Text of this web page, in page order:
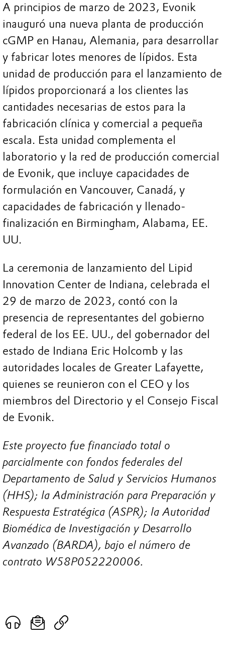
A principios de marzo de 2023, Evonik
inauguró una nueva planta de producción
cGMP en Hanau, Alemania, para desarrollar
y fabricar lotes menores de lípidos. Esta
unidad de producción para el lanzamiento de
lípidos proporcionará a los clientes las
cantidades necesarias de estos para la
fabricación clínica y comercial a pequeña
escala. Esta unidad complementa el
laboratorio y la red de producción comercial
de Evonik, que incluye capacidades de
formulación en Vancouver, Canadá, y
capacidades de fabricación y llenado-
finalización en Birmingham, Alabama, EE.
UU.
La ceremonia de lanzamiento del Lipid
Innovation Center de Indiana, celebrada el
29 de marzo de 2023, contó con la
presencia de representantes del gobierno
federal de los EE. UU., del gobernador del
estado de Indiana Eric Holcomb y las
autoridades locales de Greater Lafayette,
quienes se reunieron con el CEO y los
miembros del Directorio y el Consejo Fiscal
de Evonik.
Este proyecto fue financiado total o
parcialmente con fondos federales del
Departamento de Salud y Servicios Humanos
(HHS); la Administración para Preparación y
Respuesta Estratégica (ASPR); la Autoridad
Biomédica de Investigación y Desarrollo
Avanzado (BARDA), bajo el número de
contrato W58P052220006.